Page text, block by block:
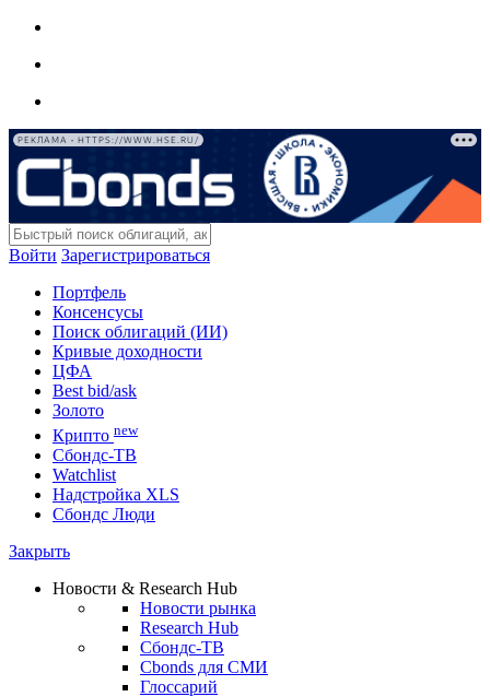
РЕКЛАМА • HTTPS://WWW.HSE.RU/
Войти Зарегистрироваться
Портфель
Консенсусы
Поиск облигаций (ИИ)
Кривые доходности
ЦФА
Best bid/ask
Золото
Крипто new
Сбондс-ТВ
Watchlist
Надстройка XLS
Сбондс Люди
Закрыть
Новости & Research Hub
Новости рынка
Research Hub
Сбондс-ТВ
Cbonds для СМИ
Глоссарий